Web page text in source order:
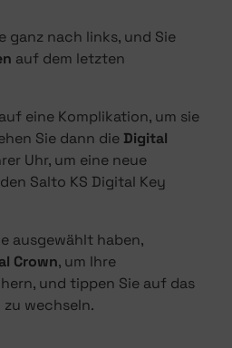
ganz nach links, und Sie
auf dem letzten
eine Komplikation, um sie
Sie dann die Digital
Uhr, um eine neue
Salto KS Digital Key
ausgewählt haben,
Crown, um Ihre
und tippen Sie auf das
wechseln.